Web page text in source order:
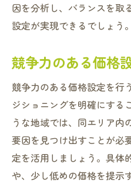
因を分析し、バランスを取
設定が実現できるでしょう。
競争力のある価格
競争力のある価格設定を行
ジショニングを明確にする
うな地域では、同エリア内
要因を見つけ出すことが必
定を活用しましょう。具体
や、少し低めの価格を提示